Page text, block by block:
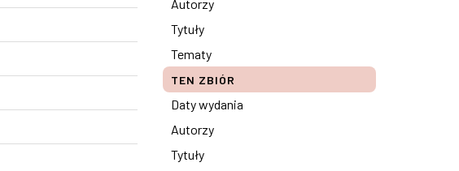
Autorzy
Tytuły
Tematy
TEN ZBIÓR
Daty wydania
Autorzy
Tytuły